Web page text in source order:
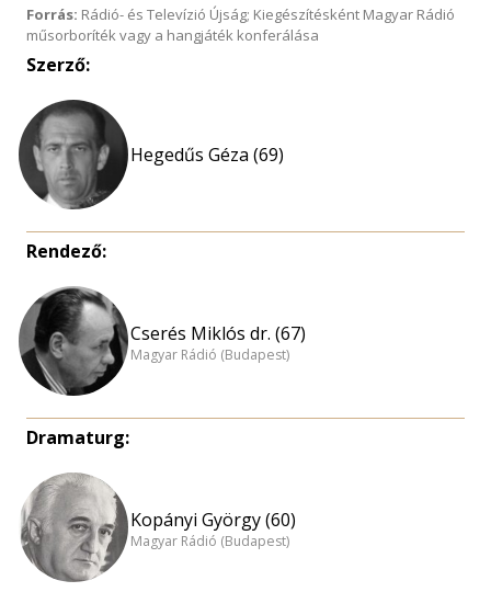
Forrás: Rádió- és Televízió Újság; Kiegészítésként Magyar Rádió
műsorboríték vagy a hangjáték konferálása
Szerző:
Hegedűs Géza (69)
Rendező:
Cserés Miklós dr. (67)
Magyar Rádió (Budapest)
Dramaturg:
Kopányi György (60)
Magyar Rádió (Budapest)